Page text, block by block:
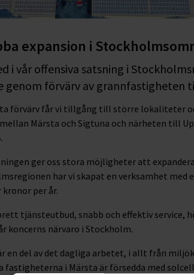
expansion i
i vår offensiva satsning i
genom förvärv av grannfastigheten
förvärv får vi tillgång till större lokaliteter
Märsta och Sigtuna och närheten till
ger oss stora möjligheter att
har vi skapat en verksamhet
per år.
tjänsteutbud, snabb och effektiv service,
koncerns närvaro i Stockholm.
en del av det dagliga arbetet, i allt från
fastigheterna i Märsta är försedda med